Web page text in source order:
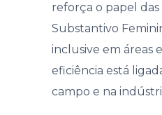
reforça o papel das
Substantivo
inclusive em áreas
eficiência está
campo e na